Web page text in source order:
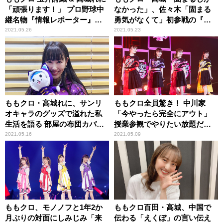
「頑張ります！」 プロ野球中
継名物『情報レポーター』初
挑戦
2021.05.26
なかった」、佐々木「固まる
勇気がなくて」初参戦の『逃
走中』を振り返る
2021.05.23
ももクロ・高城れに、サンリ
オキャラのグッズで溢れた私
生活を語る 部屋の布団カバー
も枕カバーも……
2021.05.16
ももクロ全員驚き！ 中川家
「今やったら完全にアウト」
授業参観でやりたい放題だっ
た父親の強烈エピソード
2021.05.09
ももクロ、モノノフと1年2か
月ぶりの対面にしみじみ「来
ももクロ百田・高城、中国で
伝わる「えくぼ」の言い伝え